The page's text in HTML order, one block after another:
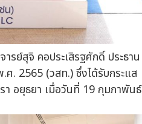
ย์สุจิ คอประเสิรฐศักดิ์ ประธาน
. 2565 (วสท.) ซึ่งได้รับกระแส
า อยุธยา เมื่อวันที่ 19 กุมภาพันธ์